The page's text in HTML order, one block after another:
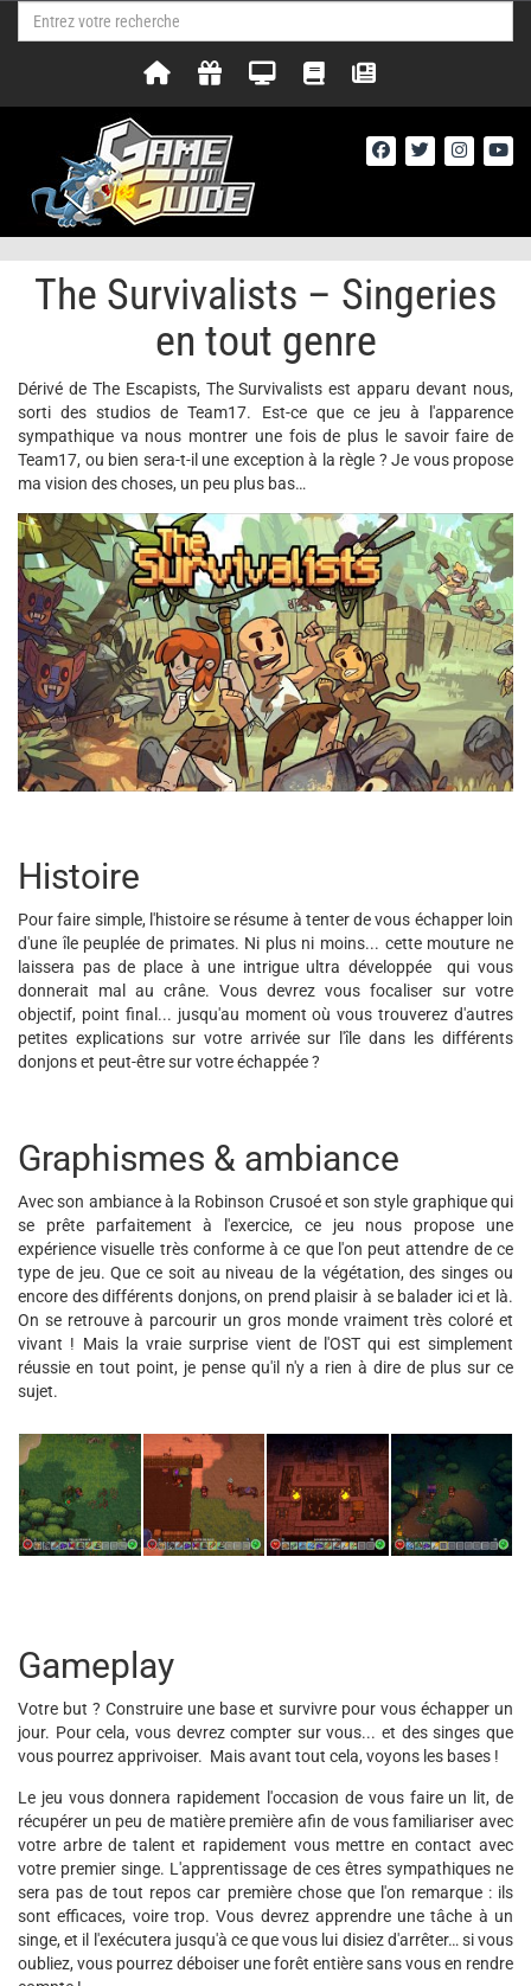
The Survivalists – Singeries
en tout genre
Dérivé de The Escapists, The Survivalists est apparu devant nous,
sorti des studios de Team17. Est-ce que ce jeu à l'apparence
sympathique va nous montrer une fois de plus le savoir faire de
Team17, ou bien sera-t-il une exception à la règle ? Je vous propose
ma vision des choses, un peu plus bas…
Histoire
Pour faire simple, l'histoire se résume à tenter de vous échapper loin
d'une île peuplée de primates. Ni plus ni moins... cette mouture ne
laissera pas de place à une intrigue ultra développée qui vous
donnerait mal au crâne. Vous devrez vous focaliser sur votre
objectif, point final... jusqu'au moment où vous trouverez d'autres
petites explications sur votre arrivée sur l'île dans les différents
donjons et peut-être sur votre échappée ?
Graphismes & ambiance
Avec son ambiance à la Robinson Crusoé et son style graphique qui
se prête parfaitement à l'exercice, ce jeu nous propose une
expérience visuelle très conforme à ce que l'on peut attendre de ce
type de jeu. Que ce soit au niveau de la végétation, des singes ou
encore des différents donjons, on prend plaisir à se balader ici et là.
On se retrouve à parcourir un gros monde vraiment très coloré et
vivant ! Mais la vraie surprise vient de l'OST qui est simplement
réussie en tout point, je pense qu'il n'y a rien à dire de plus sur ce
sujet.
Gameplay
Votre but ? Construire une base et survivre pour vous échapper un
jour. Pour cela, vous devrez compter sur vous... et des singes que
vous pourrez apprivoiser. Mais avant tout cela, voyons les bases !
Le jeu vous donnera rapidement l'occasion de vous faire un lit, de
récupérer un peu de matière première afin de vous familiariser avec
votre arbre de talent et rapidement vous mettre en contact avec
votre premier singe. L'apprentissage de ces êtres sympathiques ne
sera pas de tout repos car première chose que l'on remarque : ils
sont efficaces, voire trop. Vous devrez apprendre une tâche à un
singe, et il l'exécutera jusqu'à ce que vous lui disiez d'arrêter… si vous
oubliez, vous pourrez déboiser une forêt entière sans vous en rendre